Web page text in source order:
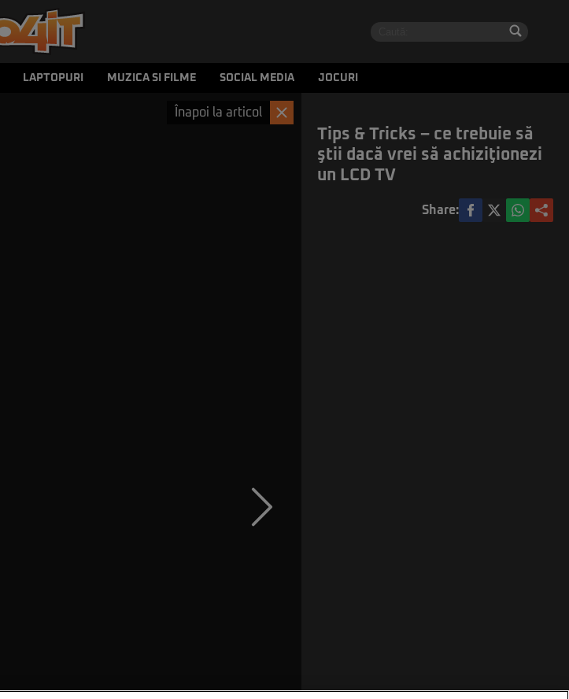
LAPTOPURI MUZICA SI FILME SOCIAL MEDIA JOCURI
Înapoi la articol
Tips & Tricks – ce trebuie să
ştii dacă vrei să achiziţionezi
un LCD TV
Share: